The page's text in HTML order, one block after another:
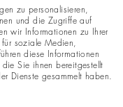
zu personalisieren,
und die Zugriffe auf
wir Informationen zu Ihrer
für soziale Medien,
diese Informationen
Sie ihnen bereitgestellt
Dienste gesammelt haben.